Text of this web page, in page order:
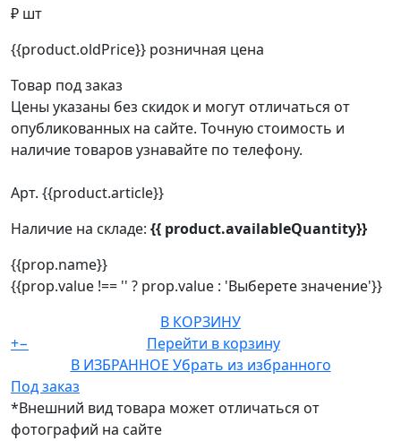
₽ шт
{{product.oldPrice}} розничная цена
Товар под заказ
Цены указаны без скидок и могут отличаться от
опубликованных на сайте. Точную стоимость и
наличие товаров узнавайте по телефону.
Арт. {{product.article}}
Наличие на складе: {{ product.availableQuantity}}
{{prop.name}}
{{prop.value !== '' ? prop.value : 'Выберете значение'}}
В КОРЗИНУ
+−
Перейти в корзину
В ИЗБРАННОЕ Убрать из избранного
Под заказ
*Внешний вид товара может отличаться от
фотографий на сайте